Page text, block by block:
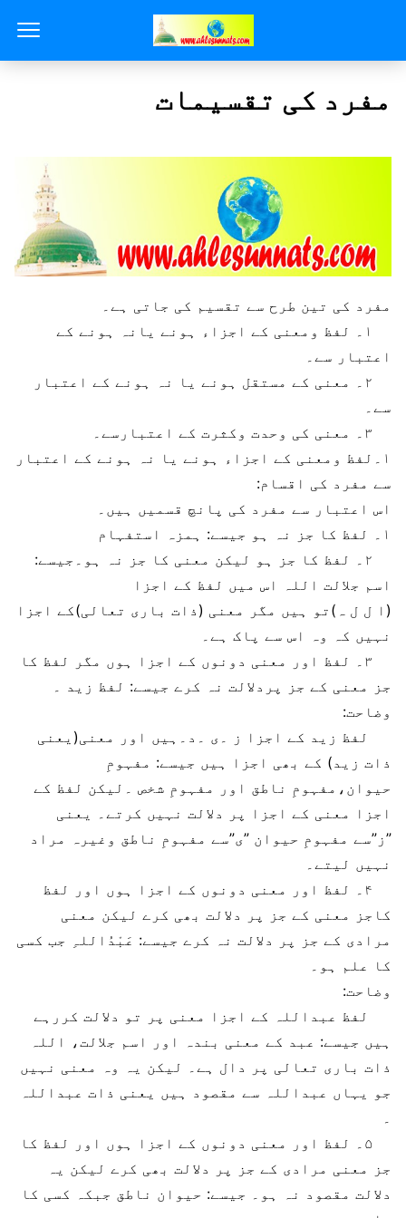
مفرد کی تقسیمات
مفرد کی تین طرح سے تقسیم کی جاتی ہے۔
۱۔ لفظ ومعنی کے اجزاء ہونے یانہ ہونے کے
اعتبار سے۔
۲۔ معنی کے مستقل ہونے یا نہ ہونے کے اعتبار
سے۔
۱۔لفظ ومعنی کے اجزاء ہونے یا نہ ہونے کے اعتبار
سے مفرد کی اقسام:
اس اعتبار سے مفرد کی پانچ قسمیں ہیں۔
۱۔ لفظ کا جز نہ ہو جیسے: ہمزہ استفہام
۲۔ لفظ کا جز ہو لیکن معنی کا جز نہ ہو۔جیسے:
اسم جلالت اللہ اس میں لفظ کے اجزا
(ا ل ل ہ)تو ہیں مگر معنی (ذات باری تعالی)کے اجزا
نہیں کہ وہ اس سے پاک ہے۔
۳۔ لفظ اور معنی دونوں کے اجزا ہوں مگر لفظ کا
جز معنی کے جز پردلالت نہ کرے جیسے: لفظ زید ۔
وضاحت:
لفظ زید کے اجزا ز ۔ی ۔د۔ہیں اور معنی(یعنی
ذات زید) کے بھی اجزا ہیں جیسے: مفہومِ
حیوان،مفہومِ ناطق اور مفہومِ شخص ۔لیکن لفظ کے
اجزا معنی کے اجزا پر دلالت نہیں کرتے۔ یعنی
”ز”سے مفہومِ حیوان ”ی”سے مفہومِ ناطق وغیرہ مراد
نہیں لیتے۔
۴۔ لفظ اور معنی دونوں کے اجزا ہوں اور لفظ
کاجز معنی کے جز پر دلالت بھی کرے لیکن معنی
مرادی کے جز پر دلالت نہ کرے جیسے: عَبْدُاللہِ جب کسی
کا علم ہو۔
وضاحت:
لفظ عبداللہ کے اجزا معنی پر تو دلالت کررہے
ہیں جیسے: عبد کے معنی بندہ اور اسم جلالت، اللہ
ذات باری تعالی پر دال ہے۔ لیکن یہ وہ معنی نہیں
جو یہاں عبداللہ سے مقصود ہیں یعنی ذات عبداللہ
۵۔ لفظ اور معنی دونوں کے اجزا ہوں اور لفظ کا
جز معنی مرادی کے جز پر دلالت بھی کرے لیکن یہ
دلالت مقصود نہ ہو۔ جیسے: حیوان ناطق جبکہ کسی کا